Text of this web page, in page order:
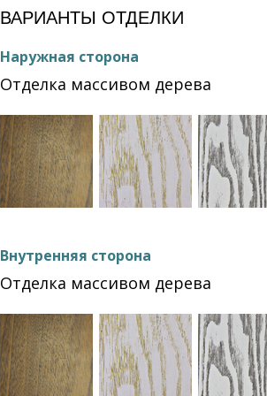
ВАРИАНТЫ ОТДЕЛКИ
Наружная сторона
Отделка массивом дерева
Внутренняя сторона
Отделка массивом дерева